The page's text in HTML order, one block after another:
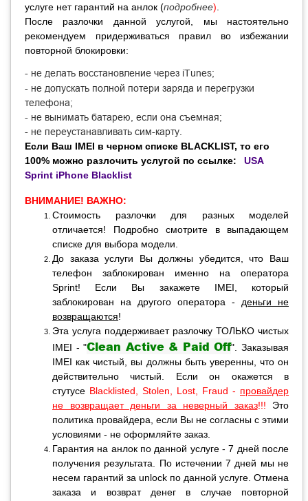
услуге нет гарантий на анлок (подробнее)
После разлочки данной услугой, мы настоятельно
рекомендуем придерживаться правил во избежании
повторной блокировки:
- не делать восстановление через iTunes;
- не допускать полной потери заряда и перегрузки
телефона;
- не вынимать батарею, если она съемная;
- не переустанавливать сим-карту.
Если Ваш IMEI в черном списке BLACKLIST, то его
100% можно разлочить услугой по ссылке:
USA
Sprint iPhone Blacklist
ВНИМАНИЕ! ВАЖНО:
Стоимость разлочки для разных моделей
отличается! Подробно смотрите в выпадающем
списке для выбора модели.
До заказа услуги Вы должны убедится, что Ваш
телефон заблокирован именно на оператора
Sprint! Если Вы закажете IMEI, который
заблокирован на другого оператора - деньги не
возвращаются!
Эта услуга поддерживает разлочку ТОЛЬКО чистых
IMEI - "Clean Active & Paid Off". Заказывая
IMEI как чистый, вы должны быть уверенны, что он
действительно чистый. Если он окажется в
стутусе Blacklisted, Stolen, Lost, Fraud - провайдер
не возвращает деньги за неверный заказ!!! Это
политика провайдера, если Вы не согласны с этими
условиями - не оформляйте заказ.
Гарантия на анлок по данной услуге - 7 дней после
получения результата. По истечении 7 дней мы не
несем гарантий за unlock по данной услуге. Отмена
заказа и возврат денег в случае повторной